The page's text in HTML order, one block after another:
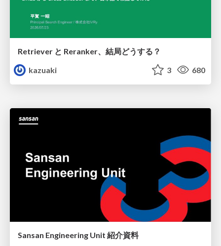
Retriever と Reranker、結局どうする？
kazuaki
3 680
Sansan Engineering Unit 紹介資料